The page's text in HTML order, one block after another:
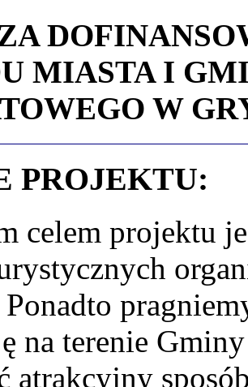
MIASTA I
W
PROJEKTU:
celem projektu
na terenie
atrakcyjny